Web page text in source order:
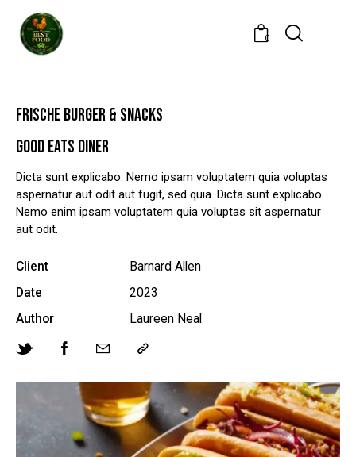
0
FRISCHE BURGER & SNACKS
GOOD EATS DINER
Dicta sunt explicabo. Nemo ipsam voluptatem quia voluptas
aspernatur aut odit aut fugit, sed quia. Dicta sunt explicabo.
Nemo enim ipsam voluptatem quia voluptas sit aspernatur
aut odit.
Client
Barnard Allen
Date
2023
Author
Laureen Neal